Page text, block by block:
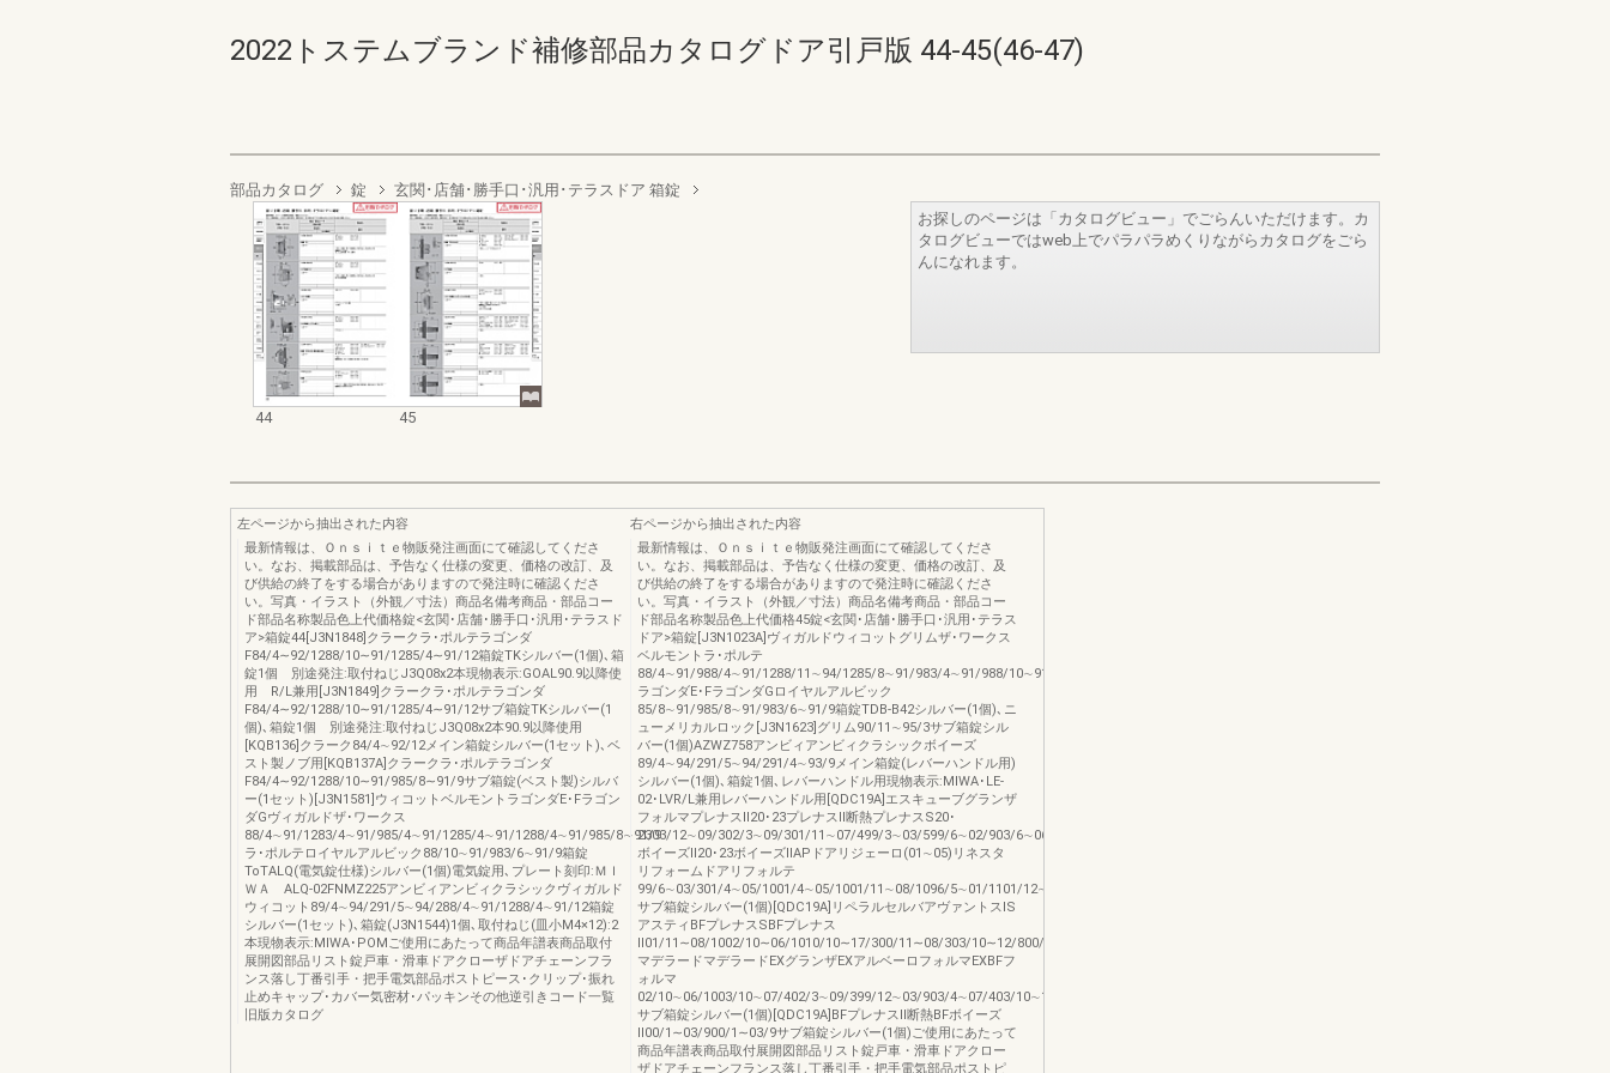
2022トステムブランド補修部品カタログドア引戸版 44-45(46-47)
部品カタログ 錠 玄関･店舗･勝手口･汎用･テラスドア 箱錠
44 45
お探しのページは「カタログビュー」でごらんいただけます。カ
タログビューではweb上でパラパラめくりながらカタログをごら
んになれます。
左ページから抽出された内容
最新情報は、Ｏｎｓｉｔｅ物販発注画面にて確認してくださ
い。なお、掲載部品は、予告なく仕様の変更、価格の改訂、及
び供給の終了をする場合がありますので発注時に確認くださ
い。写真・イラスト（外観／寸法）商品名備考商品・部品コー
ド部品名称製品色上代価格錠<玄関･店舗･勝手口･汎用･テラスド
ア>箱錠44[J3N1848]クラークラ･ポルテラゴンダ
F84/4∼92/1288/10∼91/1285/4∼91/12箱錠TKシルバー(1個)､箱
錠1個 別途発注:取付ねじJ3Q08x2本現物表示:GOAL90.9以降使
用 R/L兼用[J3N1849]クラークラ･ポルテラゴンダ
F84/4∼92/1288/10∼91/1285/4∼91/12サブ箱錠TKシルバー(1
個)､箱錠1個 別途発注:取付ねじJ3Q08x2本90.9以降使用
[KQB136]クラーク84/4∼92/12メイン箱錠シルバー(1セット)､ベ
スト製ノブ用[KQB137A]クラークラ･ポルテラゴンダ
F84/4∼92/1288/10∼91/985/8∼91/9サブ箱錠(ベスト製)シルバ
ー(1セット)[J3N1581]ウィコットベルモントラゴンダE･Fラゴン
ダGヴィガルドザ･ワークス
88/4∼91/1283/4∼91/985/4∼91/1285/4∼91/1288/4∼91/985/8∼91/9
ラ･ポルテロイヤルアルビック88/10∼91/983/6∼91/9箱錠
ToTALQ(電気錠仕様)シルバー(1個)電気錠用､プレート刻印:ＭＩ
ＷＡ ALQ-02FNMZ225アンビィアンビィクラシックヴィガルド
ウィコット89/4∼94/291/5∼94/288/4∼91/1288/4∼91/12箱錠
シルバー(1セット)､箱錠(J3N1544)1個､取付ねじ(皿小M4×12):2
本現物表示:MIWA･POMご使用にあたって商品年譜表商品取付
展開図部品リスト錠戸車・滑車ドアクローザドアチェーンフラ
ンス落し丁番引手・把手電気部品ポストピース･クリップ･振れ
止めキャップ･カバー気密材･パッキンその他逆引きコード一覧
旧版カタログ
右ページから抽出された内容
最新情報は、Ｏｎｓｉｔｅ物販発注画面にて確認してくださ
い。なお、掲載部品は、予告なく仕様の変更、価格の改訂、及
び供給の終了をする場合がありますので発注時に確認くださ
い。写真・イラスト（外観／寸法）商品名備考商品・部品コー
ド部品名称製品色上代価格45錠<玄関･店舗･勝手口･汎用･テラス
ドア>箱錠[J3N1023A]ヴィガルドウィコットグリムザ･ワークス
ベルモントラ･ポルテ
88/4∼91/988/4∼91/1288/11∼94/1285/8∼91/983/4∼91/988/10∼91/9
ラゴンダE･FラゴンダGロイヤルアルビック
85/8∼91/985/8∼91/983/6∼91/9箱錠TDB-B42シルバー(1個)､ニ
ューメリカルロック[J3N1623]グリム90/11∼95/3サブ箱錠シル
バー(1個)AZWZ758アンビィアンビィクラシックボイーズ
89/4∼94/291/5∼94/291/4∼93/9メイン箱錠(レバーハンドル用)
シルバー(1個)､箱錠1個､レバーハンドル用現物表示:MIWA･LE-
02･LVR/L兼用レバーハンドル用[QDC19A]エスキューブグランザ
フォルマプレナスⅡ20･23プレナスⅡ断熱プレナスS20･
2303/12∼09/302/3∼09/301/11∼07/499/3∼03/599/6∼02/903/6∼06/10
ボイーズⅡ20･23ボイーズⅡAPドアリジェーロ(01∼05)リネスタ
リフォームドアリフォルテ
99/6∼03/301/4∼05/1001/4∼05/1001/11∼08/1096/5∼01/1101/12∼08/10
サブ箱錠シルバー(1個)[QDC19A]リペラルセルバアヴァントスIS
アスティBFプレナスSBFプレナス
Ⅱ01/11∼08/1002/10∼06/1010/10∼17/300/11∼08/303/10∼12/800/1∼03/9
マデラードマデラードEXグランザEXアルベーロフォルマEXBFフ
ォルマ
02/10∼06/1003/10∼07/402/3∼09/399/12∼03/903/4∼07/403/10∼12/8
サブ箱錠シルバー(1個)[QDC19A]BFプレナスⅡ断熱BFボイーズ
Ⅱ00/1∼03/900/1∼03/9サブ箱錠シルバー(1個)ご使用にあたって
商品年譜表商品取付展開図部品リスト錠戸車・滑車ドアクロー
ザドアチェーンフランス落し丁番引手・把手電気部品ポストピ